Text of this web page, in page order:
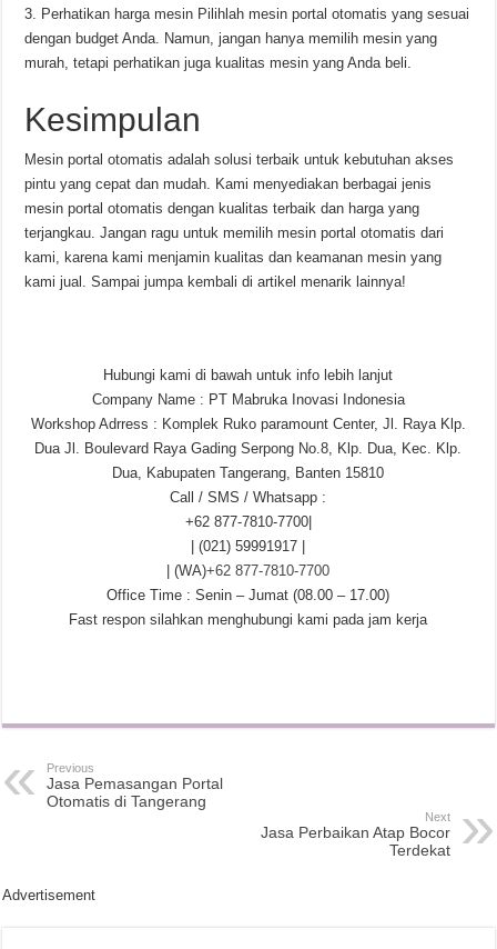
3. Perhatikan harga mesin Pilihlah mesin portal otomatis yang sesuai
dengan budget Anda. Namun, jangan hanya memilih mesin yang
murah, tetapi perhatikan juga kualitas mesin yang Anda beli.
Kesimpulan
Mesin portal otomatis adalah solusi terbaik untuk kebutuhan akses
pintu yang cepat dan mudah. Kami menyediakan berbagai jenis
mesin portal otomatis dengan kualitas terbaik dan harga yang
terjangkau. Jangan ragu untuk memilih mesin portal otomatis dari
kami, karena kami menjamin kualitas dan keamanan mesin yang
kami jual. Sampai jumpa kembali di artikel menarik lainnya!
Hubungi kami di bawah untuk info lebih lanjut
Company Name : PT Mabruka Inovasi Indonesia
Workshop Adrress : Komplek Ruko paramount Center, Jl. Raya Klp.
Dua Jl. Boulevard Raya Gading Serpong No.8, Klp. Dua, Kec. Klp.
Dua, Kabupaten Tangerang, Banten 15810
Call / SMS / Whatsapp :
+62 877-7810-7700|
| (021) 59991917 |
| (WA)+62 877-7810-7700
Office Time : Senin – Jumat (08.00 – 17.00)
Fast respon silahkan menghubungi kami pada jam kerja
Previous
Jasa Pemasangan Portal
Otomatis di Tangerang
Next
Jasa Perbaikan Atap Bocor
Terdekat
Advertisement